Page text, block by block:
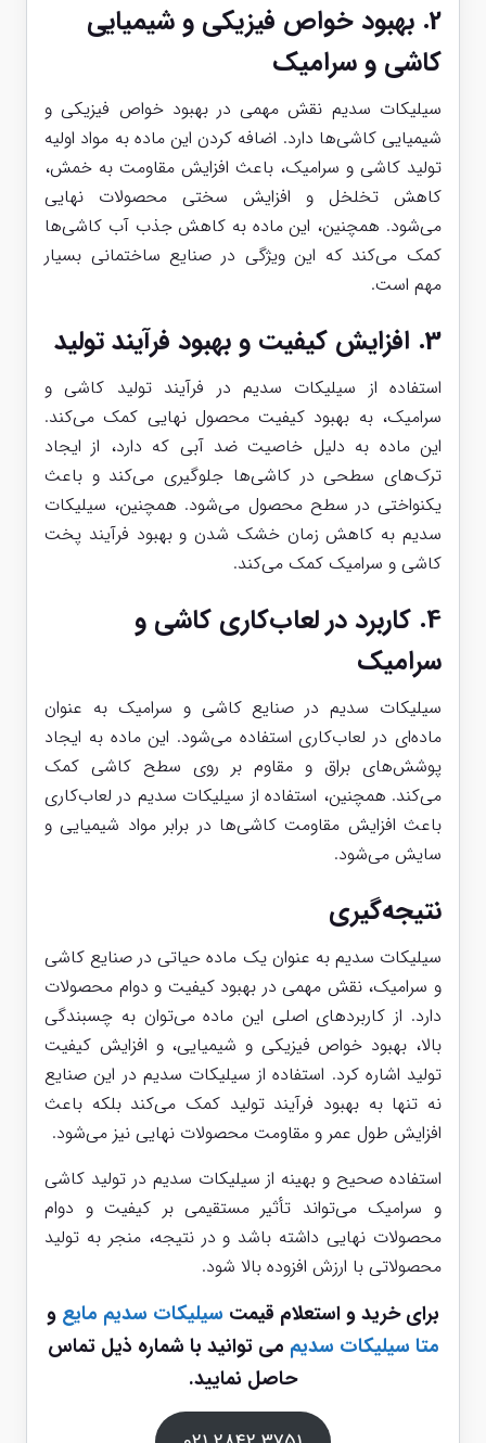
2. بهبود خواص فیزیکی و شیمیایی
کاشی و سرامیک
سیلیکات سدیم نقش مهمی در بهبود خواص فیزیکی و
شیمیایی کاشی‌ها دارد. اضافه کردن این ماده به مواد اولیه
تولید کاشی و سرامیک، باعث افزایش مقاومت به خمش،
کاهش تخلخل و افزایش سختی محصولات نهایی
می‌شود. همچنین، این ماده به کاهش جذب آب کاشی‌ها
کمک می‌کند که این ویژگی در صنایع ساختمانی بسیار
مهم است.
3. افزایش کیفیت و بهبود فرآیند تولید
استفاده از سیلیکات سدیم در فرآیند تولید کاشی و
سرامیک، به بهبود کیفیت محصول نهایی کمک می‌کند.
این ماده به دلیل خاصیت ضد آبی که دارد، از ایجاد
ترک‌های سطحی در کاشی‌ها جلوگیری می‌کند و باعث
یکنواختی در سطح محصول می‌شود. همچنین، سیلیکات
سدیم به کاهش زمان خشک شدن و بهبود فرآیند پخت
کاشی و سرامیک کمک می‌کند.
4. کاربرد در لعاب‌کاری کاشی و
سرامیک
سیلیکات سدیم در صنایع کاشی و سرامیک به عنوان
ماده‌ای در لعاب‌کاری استفاده می‌شود. این ماده به ایجاد
پوشش‌های براق و مقاوم بر روی سطح کاشی کمک
می‌کند. همچنین، استفاده از سیلیکات سدیم در لعاب‌کاری
باعث افزایش مقاومت کاشی‌ها در برابر مواد شیمیایی و
سایش می‌شود.
نتیجه‌گیری
سیلیکات سدیم به عنوان یک ماده حیاتی در صنایع کاشی
و سرامیک، نقش مهمی در بهبود کیفیت و دوام محصولات
دارد. از کاربردهای اصلی این ماده می‌توان به چسبندگی
بالا، بهبود خواص فیزیکی و شیمیایی، و افزایش کیفیت
تولید اشاره کرد. استفاده از سیلیکات سدیم در این صنایع
نه تنها به بهبود فرآیند تولید کمک می‌کند بلکه باعث
افزایش طول عمر و مقاومت محصولات نهایی نیز می‌شود.
استفاده صحیح و بهینه از سیلیکات سدیم در تولید کاشی
و سرامیک می‌تواند تأثیر مستقیمی بر کیفیت و دوام
محصولات نهایی داشته باشد و در نتیجه، منجر به تولید
محصولاتی با ارزش افزوده بالا شود.
برای خرید و استعلام قیمت سیلیکات سدیم مایع و
متا سیلیکات سدیم می توانید با شماره ذیل تماس
حاصل نمایید.